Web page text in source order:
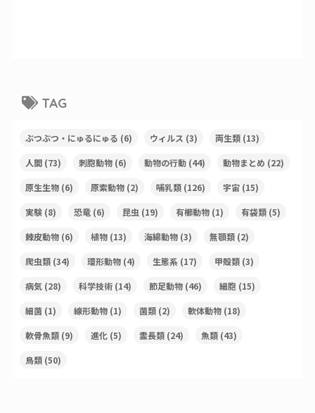
TAG
ぶつぶつ・にゅるにゅる (6) ウィルス (3) 両生類(13)
人間(73) 刺胞動物(6) 動物の行動(44) 動物まとめ (22)
原生生物(6) 原索動物(2) 哺乳類(126) 宇宙(15)
実験(8) 恐竜(6) 昆虫 (19) 有櫛動物(1) 有袋類(5)
棘皮動物(6) 植物(13) 海綿動物(3) 無顎類(2)
爬虫類(34) 環形動物(4) 生態系(17) 甲殻類(3)
病気(28) 科学技術(14) 節足動物(46) 細胞 (15)
細菌(1) 線形動物(1) 菌類(2) 軟体動物(18)
軟骨魚類(9) 進化(5) 霊長類(24) 魚類(43)
鳥類(50)